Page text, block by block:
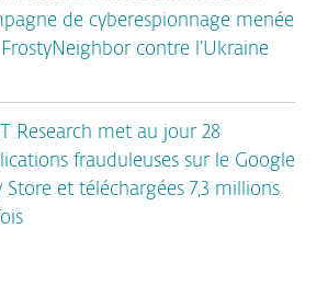
de cyberespionnage menée
contre l’Ukraine
Research met au jour 28
frauduleuses sur le Google
Store et téléchargées 7,3 millions